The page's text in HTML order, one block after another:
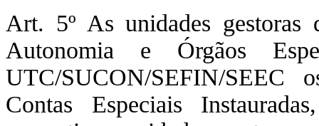
Art. 5º As unidades gestoras
Autonomia e Órgãos
UTC/SUCON/SEFIN/SEEC
Contas Especiais